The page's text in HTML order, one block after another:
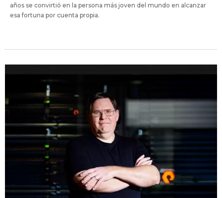
años se convirtió en la persona más joven del mundo en alcanzar
esa fortuna por cuenta propia.